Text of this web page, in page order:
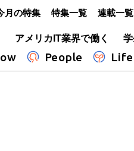
アメリカIT業界で働く
People
月の特集 特集一覧 連載一覧